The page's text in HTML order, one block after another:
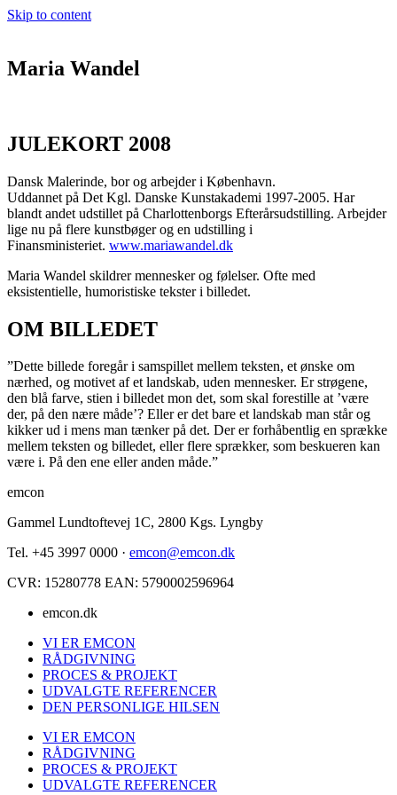
Skip to content
Maria Wandel
JULEKORT 2008
Dansk Malerinde, bor og arbejder i København.
Uddannet på Det Kgl. Danske Kunstakademi 1997-2005. Har
blandt andet udstillet på Charlottenborgs Efterårsudstilling. Arbejder
lige nu på flere kunstbøger og en udstilling i
Finansministeriet. www.mariawandel.dk
Maria Wandel skildrer mennesker og følelser. Ofte med
eksistentielle, humoristiske tekster i billedet.
OM BILLEDET
”Dette billede foregår i samspillet mellem teksten, et ønske om
nærhed, og motivet af et landskab, uden mennesker. Er strøgene,
den blå farve, stien i billedet mon det, som skal forestille at ’være
der, på den nære måde’? Eller er det bare et landskab man står og
kikker ud i mens man tænker på det. Der er forhåbentlig en sprække
mellem teksten og billedet, eller flere sprækker, som beskueren kan
være i. På den ene eller anden måde.”
emcon
Gammel Lundtoftevej 1C, 2800 Kgs. Lyngby
Tel. +45 3997 0000 · emcon@emcon.dk
CVR: 15280778 EAN: 5790002596964
emcon.dk
VI ER EMCON
RÅDGIVNING
PROCES & PROJEKT
UDVALGTE REFERENCER
DEN PERSONLIGE HILSEN
VI ER EMCON
RÅDGIVNING
PROCES & PROJEKT
UDVALGTE REFERENCER